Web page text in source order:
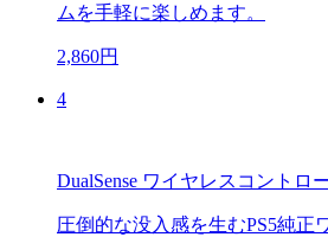
ムを手軽に楽しめます。
2,860円
4
DualSense ワイヤレスコントロ
圧倒的な没入感を生むPS5純正